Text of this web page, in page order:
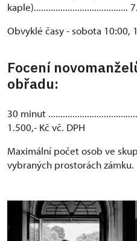
kaple).......................................
Obvyklé časy - sobota 10:00,
Focení
obřadu:
30 minut
1.500,- Kč vč. DPH
Maximální počet osob ve
vybraných prostorách zámku.